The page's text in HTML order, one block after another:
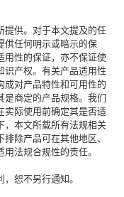
提供。对于本文提及的任
供任何明示或暗示的保
用性的保证，亦不保证使
识产权。有关产品适用性
成对产品特性和可用性的
是商定的产品规格。我们
实际使用前确定其是否适
，本文所载所有法规相关
除产品可在其他地区、
法规合规性的责任。
恕不另行通知。